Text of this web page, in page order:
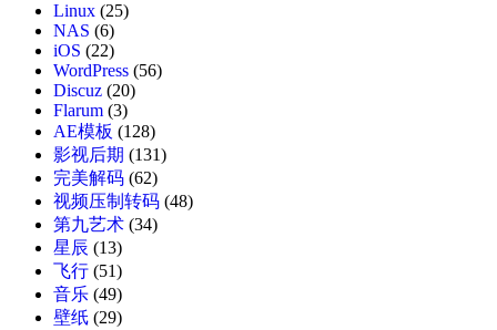
Linux (25)
NAS (6)
iOS (22)
WordPress (56)
Discuz (20)
Flarum (3)
AE模板 (128)
影视后期 (131)
完美解码 (62)
视频压制转码 (48)
第九艺术 (34)
星辰 (13)
飞行 (51)
音乐 (49)
壁纸 (29)